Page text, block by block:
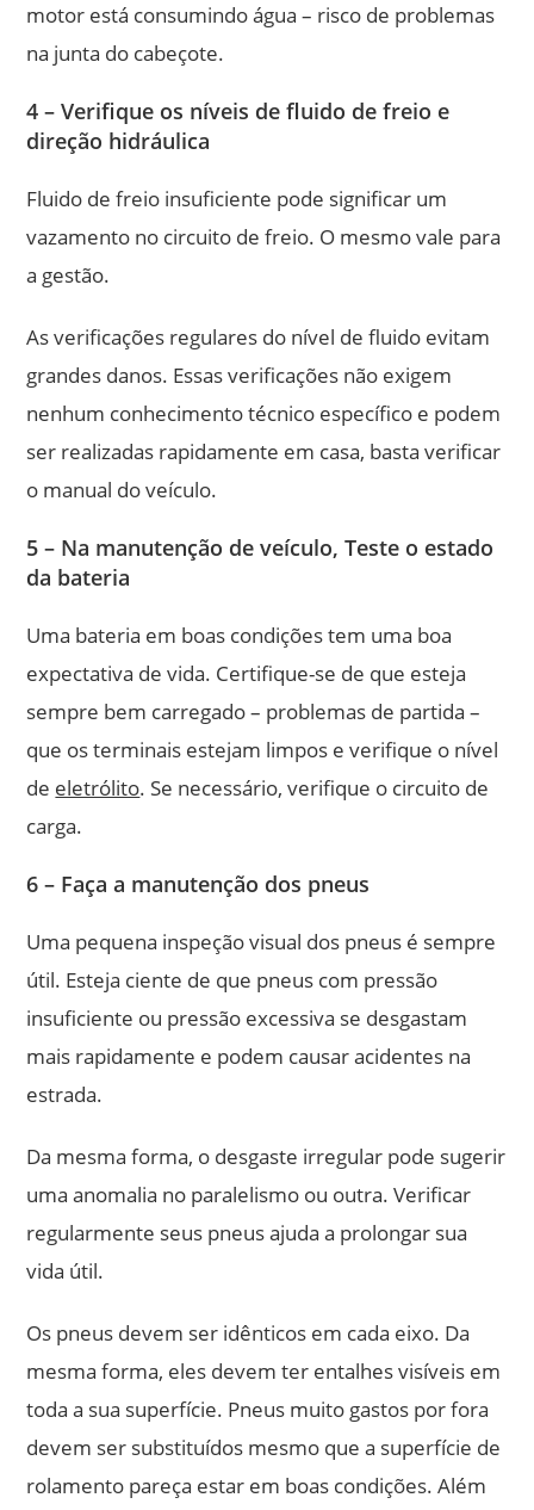
motor está consumindo água – risco de problemas
na junta do cabeçote.
4 – Verifique os níveis de fluido de freio e
direção hidráulica
Fluido de freio insuficiente pode significar um
vazamento no circuito de freio. O mesmo vale para
a gestão.
As verificações regulares do nível de fluido evitam
grandes danos. Essas verificações não exigem
nenhum conhecimento técnico específico e podem
ser realizadas rapidamente em casa, basta verificar
o manual do veículo.
5 – Na manutenção de veículo, Teste o estado
da bateria
Uma bateria em boas condições tem uma boa
expectativa de vida. Certifique-se de que esteja
sempre bem carregado – problemas de partida –
que os terminais estejam limpos e verifique o nível
de eletrólito. Se necessário, verifique o circuito de
carga.
6 – Faça a manutenção dos pneus
Uma pequena inspeção visual dos pneus é sempre
útil. Esteja ciente de que pneus com pressão
insuficiente ou pressão excessiva se desgastam
mais rapidamente e podem causar acidentes na
estrada.
Da mesma forma, o desgaste irregular pode sugerir
uma anomalia no paralelismo ou outra. Verificar
regularmente seus pneus ajuda a prolongar sua
vida útil.
Os pneus devem ser idênticos em cada eixo. Da
mesma forma, eles devem ter entalhes visíveis em
toda a sua superfície. Pneus muito gastos por fora
devem ser substituídos mesmo que a superfície de
rolamento pareça estar em boas condições. Além